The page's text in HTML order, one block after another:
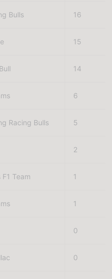
Bulls 16
15
14
6
Racing Bulls 5
2
F1 Team 1
1
0
0